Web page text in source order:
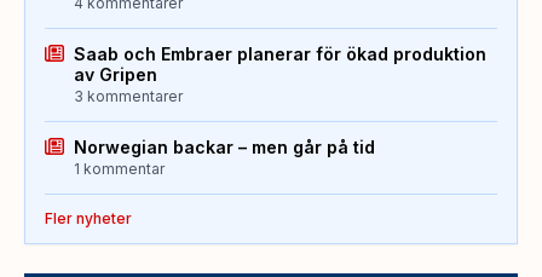
Saab och Embraer planerar för ökad produktion
av Gripen
3 kommentarer
Norwegian backar – men går på tid
1 kommentar
Fler nyheter